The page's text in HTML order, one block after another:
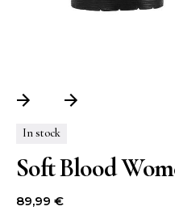
In stock
Soft Blood
89,99 €